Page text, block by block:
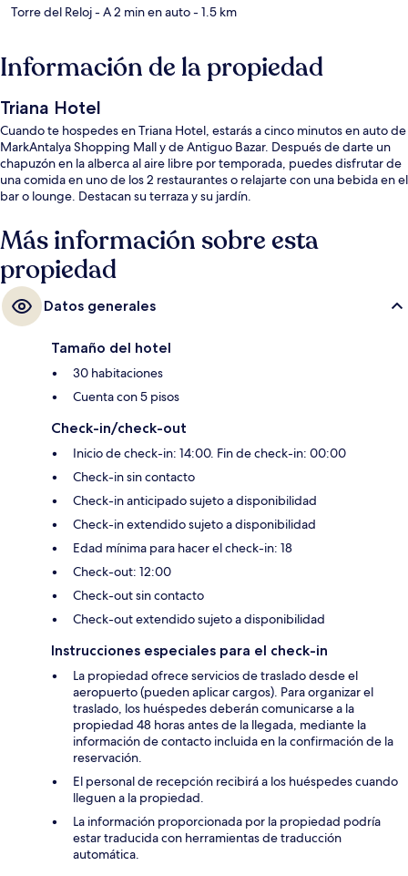
Torre del Reloj- A 2 min en auto- 1.5 km
Información de la propiedad
Triana Hotel
Cuando te hospedes en Triana Hotel, estarás a cinco minutos en auto de
MarkAntalya Shopping Mall y de Antiguo Bazar. Después de darte un
chapuzón en la alberca al aire libre por temporada, puedes disfrutar de
una comida en uno de los 2 restaurantes o relajarte con una bebida en el
bar o lounge. Destacan su terraza y su jardín.
Más información sobre esta
propiedad
Datos generales
Tamaño del hotel
30 habitaciones
Cuenta con 5 pisos
Check-in/check-out
Inicio de check-in: 14:00. Fin de check-in: 00:00
Check-in sin contacto
Check-in anticipado sujeto a disponibilidad
Check-in extendido sujeto a disponibilidad
Edad mínima para hacer el check-in: 18
Check-out: 12:00
Check-out sin contacto
Check-out extendido sujeto a disponibilidad
Instrucciones especiales para el check-in
La propiedad ofrece servicios de traslado desde el
aeropuerto (pueden aplicar cargos). Para organizar el
traslado, los huéspedes deberán comunicarse a la
propiedad 48 horas antes de la llegada, mediante la
información de contacto incluida en la confirmación de la
reservación.
El personal de recepción recibirá a los huéspedes cuando
lleguen a la propiedad.
La información proporcionada por la propiedad podría
estar traducida con herramientas de traducción
automática.